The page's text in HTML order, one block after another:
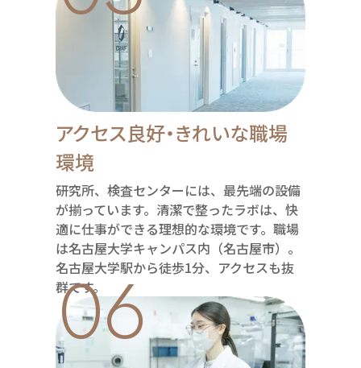
アクセス良好・きれいな職場
環境
研究所、検査センターには、最先端の設備
が揃っています。清潔で整ったラボは、快
適に仕事ができる理想的な環境です。職場
は名古屋大学キャンパス内（名古屋市）。
名古屋大学駅から徒歩1分、アクセスも抜
群です。
06